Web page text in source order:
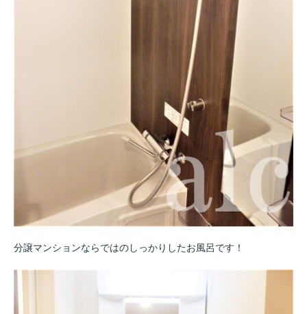
分譲マンションならではのしっかりしたお風呂です！